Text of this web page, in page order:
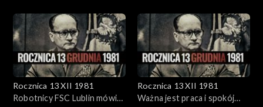
Rocznica 13 XII 1981
Robotnicy FSC Lublin mówią
Rocznica 13 XII 1981
Ważna jest praca i spokój